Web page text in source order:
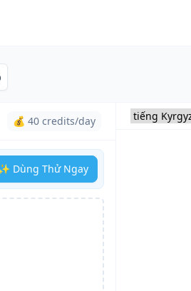
💰 40 credits/day
Dùng Thử Ngay